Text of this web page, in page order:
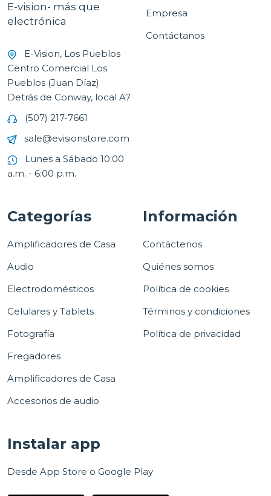
E-vision- más que
electrónica
E-Vision, Los Pueblos
Centro Comercial Los
Pueblos (Juan Díaz)
Detrás de Conway, local A7
(507) 217-7661
sale@evisionstore.com
Lunes a Sábado 10:00
a.m. - 6:00 p.m.
Empresa
Contáctanos
Categorías
Amplificadores de Casa
Audio
Electrodomésticos
Celulares y Tablets
Fotografía
Fregadores
Amplificadores de Casa
Accesorios de audio
Información
Contáctenos
Quiénes somos
Política de cookies
Términos y condiciones
Política de privacidad
Instalar app
Desde App Store o Google Play